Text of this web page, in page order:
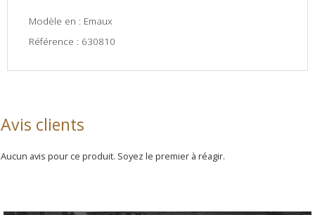
Modèle en : Emaux
Référence : 630810
Avis clients
Aucun avis pour ce produit. Soyez le premier à réagir.